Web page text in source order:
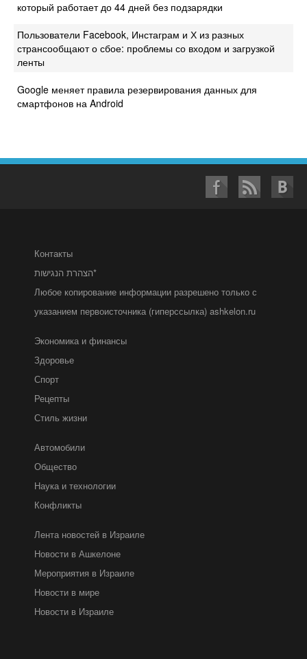
который работает до 44 дней без подзарядки
Пользователи Facebook, Инстаграм и Х из разных
странсообщают о сбое: проблемы со входом и загрузкой
ленты
Google меняет правила резервирования данных для
смартфонов на Android
Контакты
הצהרת הנגישות*
Любое копирование информации разрешено только с
указанием первоисточника (гиперссылка) ashkelon.ru
Экономика и финансы
Здоровье
Спорт
Рецепты
Стиль жизни
Автомобили
Общество
Наука и технологии
Конфликты
Лента новостей в Израиле
Новости в Ашкелоне
Мероприятия в Израиле
Новости в мире
Новости в Израиле